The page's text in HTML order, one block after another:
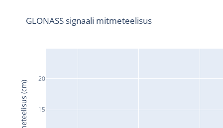
15
20
GLONASS signaali mitmeteelisus